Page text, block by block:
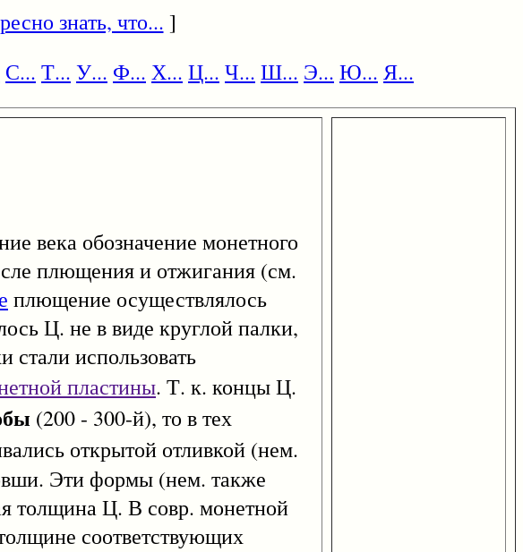
знать, что... ]
С... Т... У... Ф... Х... Ц... Ч... Ш... Э... Ю... Я...
века обозначение монетного
плющения и отжигания (см.
плющение осуществлялось
Ц. не в виде круглой палки,
использовать
пластины. Т. к. концы Ц.
(200 - 300-й), то в тех
открытой отливкой (нем.
Эти формы (нем. также
толщина Ц. В совр. монетной
соответствующих